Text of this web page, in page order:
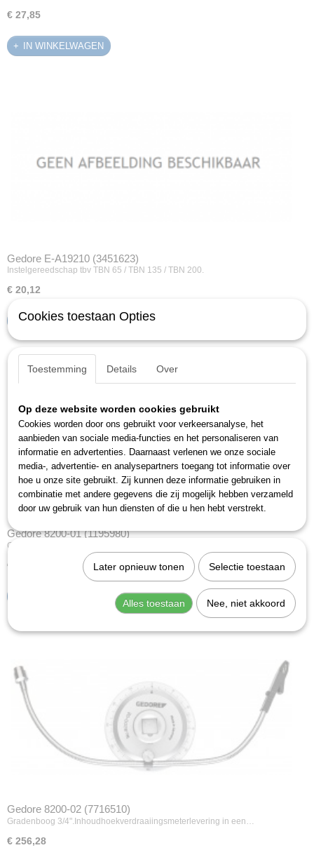
€ 27,85
IN WINKELWAGEN
Gedore E-A19210 (3451623)
Instelgereedschap tbv TBN 65 / TBN 135 / TBN 200.
€ 20,12
IN WINKELWAGEN
Gedore 8200-01 (1195980)
Gradenboog 1/2".Inhoudhoekverdraaiingsmeterlevering in een…
€ 169,95
Gedore 8200-02 (7716510)
Gradenboog 3/4".Inhoudhoekverdraaiingsmeterlevering in een…
€ 256,28
Cookies toestaan Opties
Toestemming Details Over
Op deze website worden cookies gebruikt
Cookies worden door ons gebruikt voor verkeersanalyse, het
aanbieden van sociale media-functies en het personaliseren van
informatie en advertenties. Daarnaast verlenen we onze sociale
media-, advertentie- en analysepartners toegang tot informatie over
hoe u onze site gebruikt. Zij kunnen deze informatie gebruiken in
combinatie met andere gegevens die zij mogelijk hebben verzameld
door uw gebruik van hun diensten of die u hen hebt verstrekt.
Later opnieuw tonen Selectie toestaan
Alles toestaan Nee, niet akkoord